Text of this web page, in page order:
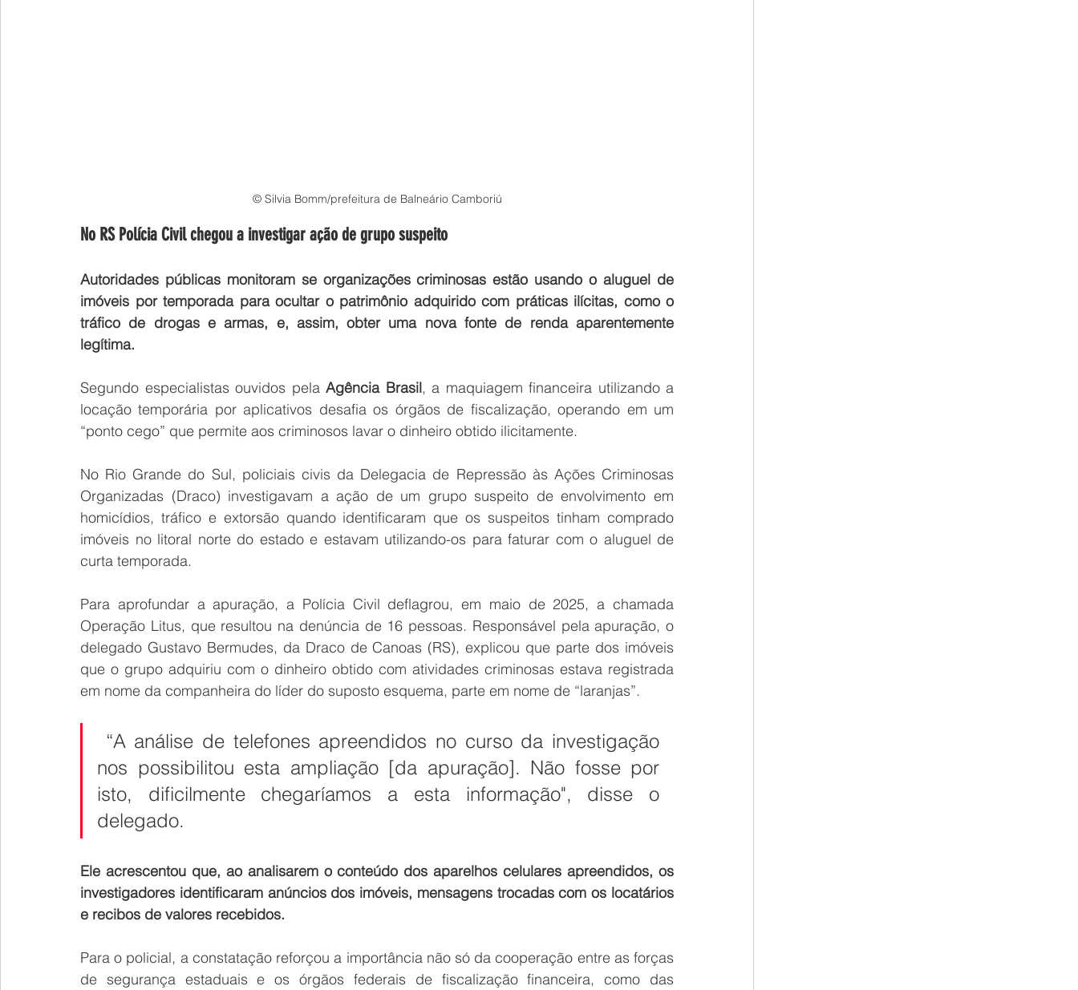
© Silvia Bomm/prefeitura de Balneário Camboriú
No RS Polícia Civil chegou a investigar ação de grupo suspeito
Autoridades públicas monitoram se organizações criminosas estão usando o aluguel de
imóveis por temporada para ocultar o patrimônio adquirido com práticas ilícitas, como o
tráfico de drogas e armas, e, assim, obter uma nova fonte de renda aparentemente
legítima.
Segundo especialistas ouvidos pela Agência Brasil, a maquiagem financeira utilizando a
locação temporária por aplicativos desafia os órgãos de fiscalização, operando em um
“ponto cego” que permite aos criminosos lavar o dinheiro obtido ilicitamente.
No Rio Grande do Sul, policiais civis da Delegacia de Repressão às Ações Criminosas
Organizadas (Draco) investigavam a ação de um grupo suspeito de envolvimento em
homicídios, tráfico e extorsão quando identificaram que os suspeitos tinham comprado
imóveis no litoral norte do estado e estavam utilizando-os para faturar com o aluguel de
curta temporada.
Para aprofundar a apuração, a Polícia Civil deflagrou, em maio de 2025, a chamada
Operação Litus, que resultou na denúncia de 16 pessoas. Responsável pela apuração, o
delegado Gustavo Bermudes, da Draco de Canoas (RS), explicou que parte dos imóveis
que o grupo adquiriu com o dinheiro obtido com atividades criminosas estava registrada
em nome da companheira do líder do suposto esquema, parte em nome de “laranjas”.
“A análise de telefones apreendidos no curso da investigação
nos possibilitou esta ampliação [da apuração]. Não fosse por
isto, dificilmente chegaríamos a esta informação", disse o
delegado.
Ele acrescentou que, ao analisarem o conteúdo dos aparelhos celulares apreendidos, os
investigadores identificaram anúncios dos imóveis, mensagens trocadas com os locatários
e recibos de valores recebidos.
Para o policial, a constatação reforçou a importância não só da cooperação entre as forças
de segurança estaduais e os órgãos federais de fiscalização financeira, como das